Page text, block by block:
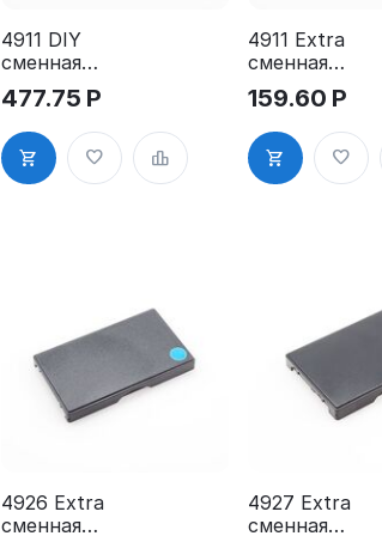
4911 DIY
сменная
штемпельная
подушка для
GRM 4911
Extra DIY
черная для
477.75 Р
4911 Extra
сменная
штемпельная
подушка для
GRM 4911
Extra
Hummer
159.60 Р
4926 Extra
сменная
4927 Extra
сменная